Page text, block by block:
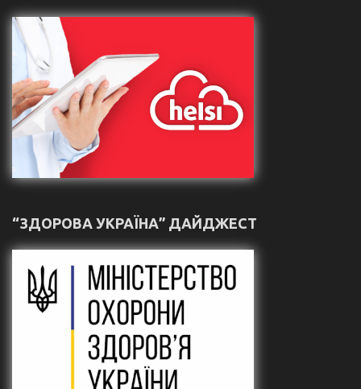
“ЗДОРОВА УКРАЇНА” ДАЙДЖЕСТ